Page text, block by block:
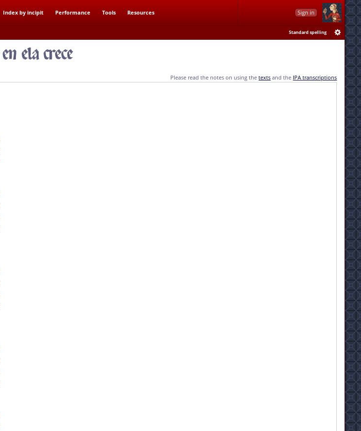
Index by incipit Performance Tools Resources Sign in
Standard spelling
Please read the notes on using thetexts and the IPA transcriptions